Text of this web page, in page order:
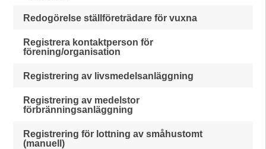
Redogörelse ställföreträdare för vuxna
Registrera kontaktperson för
förening/organisation
Registrering av livsmedelsanläggning
Registrering av medelstor
förbränningsanläggning
Registrering för lottning av småhustomt
(manuell)